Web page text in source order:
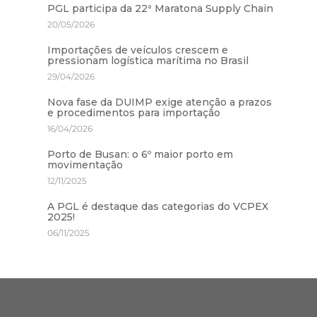
PGL participa da 22ª Maratona Supply Chain
20/05/2026
Importações de veículos crescem e
pressionam logística marítima no Brasil
29/04/2026
Nova fase da DUIMP exige atenção a prazos
e procedimentos para importação
16/04/2026
Porto de Busan: o 6º maior porto em
movimentação
12/11/2025
A PGL é destaque das categorias do VCPEX
2025!
06/11/2025